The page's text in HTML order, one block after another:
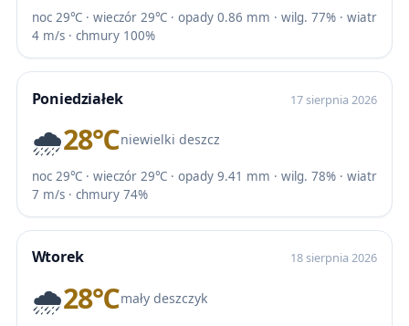
noc 29℃ · wieczór 29℃ · opady 0.86 mm · wilg. 77% · wiatr
4 m/s · chmury 100%
Poniedziałek 17 sierpnia 2026
🌧️28℃niewielki deszcz
noc 29℃ · wieczór 29℃ · opady 9.41 mm · wilg. 78% · wiatr
7 m/s · chmury 74%
Wtorek 18 sierpnia 2026
🌧️28℃mały deszczyk